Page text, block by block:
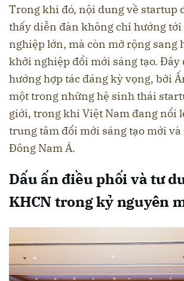
Trong khi đó, nội dung về startup
thấy diễn đàn không chỉ hướng tới
nghiệp lớn, mà còn mở rộng sang
khởi nghiệp đổi mới sáng tạo. Đây
hướng hợp tác đáng kỳ vọng, bởi
một trong những hệ sinh thái
giới, trong khi Việt Nam đang nổi
trung tâm đổi mới sáng tạo mới
Đông Nam Á.
Dấu ấn điều phối và tư
KHCN trong kỷ nguyên